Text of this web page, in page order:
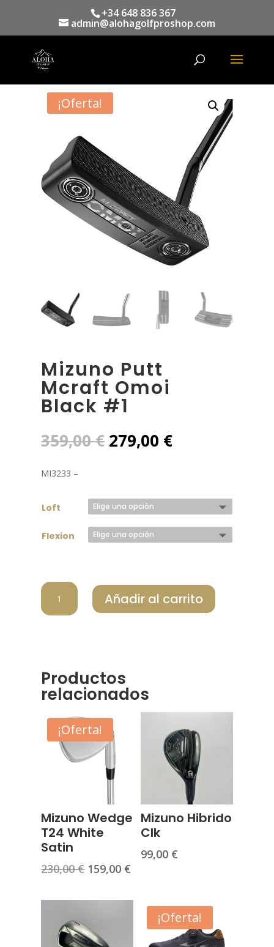
+34 648 836 367
admin@alohagolfproshop.com
productos
¡Oferta!
Mizuno Putt
Mcraft Omoi
Black #1
359,00€ El
precio
359,00 €.
279,00 €El
279,00 €.
MI3233 –
Loft
Flexion
MIZUNO
PUTT
MCRAFT
cantidad
Añadir al carrito
Productos
relacionados
¡Oferta!
Mizuno Wedge
T24 White
Satin
230,00€ El
original
230,00 €.
159,00 €
actual
159,00 €.
Mizuno Hibrido
Clk
99,00 €
¡Oferta!